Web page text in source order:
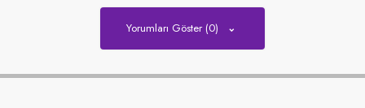
Yorumları Göster (0)